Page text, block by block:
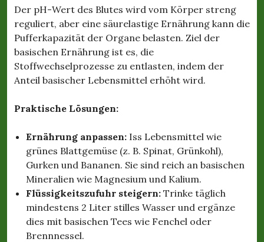
Der pH-Wert des Blutes wird vom Körper streng
reguliert, aber eine säurelastige Ernährung kann die
Pufferkapazität der Organe belasten. Ziel der
basischen Ernährung ist es, die
Stoffwechselprozesse zu entlasten, indem der
Anteil basischer Lebensmittel erhöht wird.
Praktische Lösungen:
Ernährung anpassen: Iss Lebensmittel wie
grünes Blattgemüse (z. B. Spinat, Grünkohl),
Gurken und Bananen. Sie sind reich an basischen
Mineralien wie Magnesium und Kalium.
Flüssigkeitszufuhr steigern: Trinke täglich
mindestens 2 Liter stilles Wasser und ergänze
dies mit basischen Tees wie Fenchel oder
Brennnessel.